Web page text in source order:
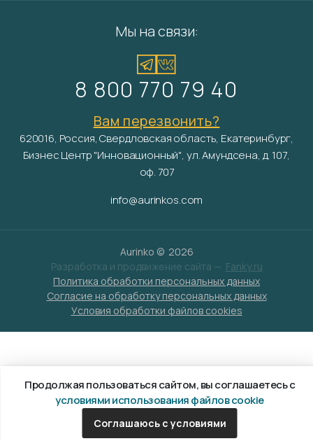
Мы на связи:
8 800 770 79 40
Вам перезвонить?
620016, Россия, Свердловская область, Екатеринбург,
Бизнес Центр "Инновационный", ул. Амундсена, д. 107,
оф. 707
info@aurinkos.com
Aurinko © 2026
Разработка и продвижение сайта — Fanky.ru
Политика обработки персональных данных
Согласие на обработку персональных данных
Условия обработки файлов cookies
Продолжая пользоваться сайтом, вы соглашаетесь с
условиями использования файлов cookie
Соглашаюсь с условиями